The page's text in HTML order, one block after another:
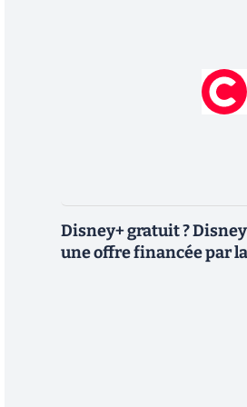
Disney+ gratuit ?
une offre financée par